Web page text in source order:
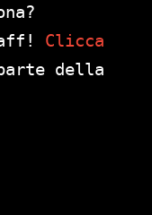
Clicca
della